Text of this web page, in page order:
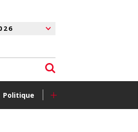
Politique +